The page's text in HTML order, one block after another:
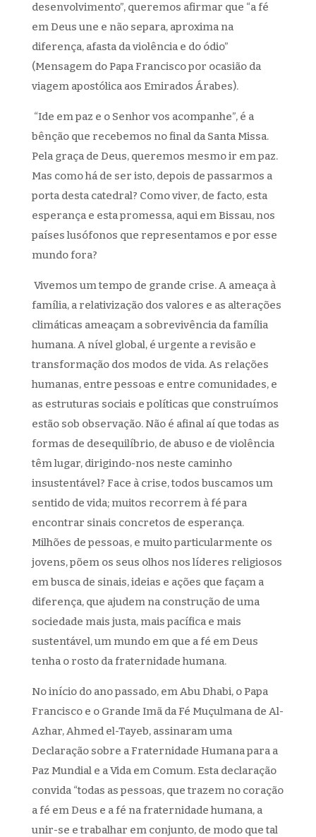
desenvolvimento”, queremos afirmar que “a fé
em Deus une e não separa, aproxima na
diferença, afasta da violência e do ódio”
(Mensagem do Papa Francisco por ocasião da
viagem apostólica aos Emirados Árabes).
“Ide em paz e o Senhor vos acompanhe”, é a
bênção que recebemos no final da Santa Missa.
Pela graça de Deus, queremos mesmo ir em paz.
Mas como há de ser isto, depois de passarmos a
porta desta catedral? Como viver, de facto, esta
esperança e esta promessa, aqui em Bissau, nos
países lusófonos que representamos e por esse
mundo fora?
Vivemos um tempo de grande crise. A ameaça à
família, a relativização dos valores e as alterações
climáticas ameaçam a sobrevivência da família
humana. A nível global, é urgente a revisão e
transformação dos modos de vida. As relações
humanas, entre pessoas e entre comunidades, e
as estruturas sociais e políticas que construímos
estão sob observação. Não é afinal aí que todas as
formas de desequilíbrio, de abuso e de violência
têm lugar, dirigindo-nos neste caminho
insustentável? Face à crise, todos buscamos um
sentido de vida; muitos recorrem à fé para
encontrar sinais concretos de esperança.
Milhões de pessoas, e muito particularmente os
jovens, põem os seus olhos nos líderes religiosos
em busca de sinais, ideias e ações que façam a
diferença, que ajudem na construção de uma
sociedade mais justa, mais pacífica e mais
sustentável, um mundo em que a fé em Deus
tenha o rosto da fraternidade humana.
No início do ano passado, em Abu Dhabi, o Papa
Francisco e o Grande Imã da Fé Muçulmana de Al-
Azhar, Ahmed el-Tayeb, assinaram uma
Declaração sobre a Fraternidade Humana para a
Paz Mundial e a Vida em Comum. Esta declaração
convida “todas as pessoas, que trazem no coração
a fé em Deus e a fé na fraternidade humana, a
unir-se e trabalhar em conjunto, de modo que tal